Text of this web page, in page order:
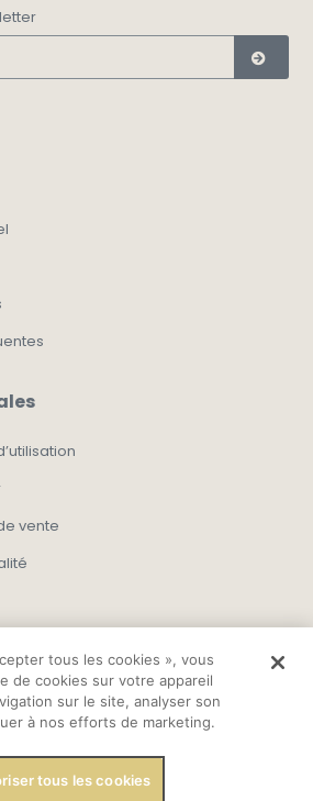
vente
Tout droit réservé 2025
tous les cookies », vous
de cookies sur votre appareil
sur le site, analyser son
à nos efforts de marketing.
tous les cookies